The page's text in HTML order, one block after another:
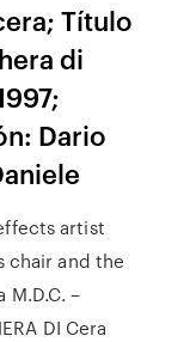
Título
di
Dario
artist
chair and the
M.D.C. –
DI Cera